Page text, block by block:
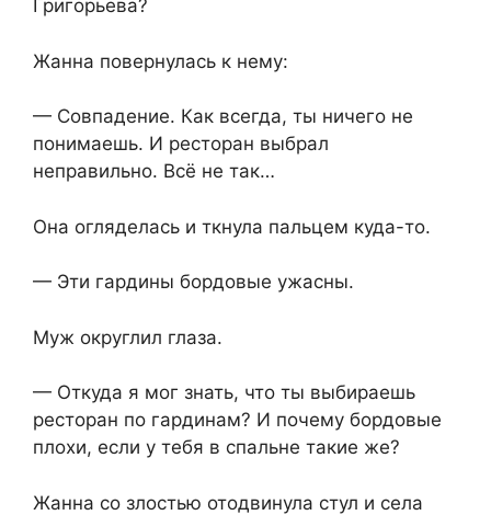
Григорьева?
Жанна повернулась к нему:
— Совпадение. Как всегда, ты ничего не
понимаешь. И ресторан выбрал
неправильно. Всё не так…
Она огляделась и ткнула пальцем куда-то.
— Эти гардины бордовые ужасны.
Муж округлил глаза.
— Откуда я мог знать, что ты выбираешь
ресторан по гардинам? И почему бордовые
плохи, если у тебя в спальне такие же?
Жанна со злостью отодвинула стул и села